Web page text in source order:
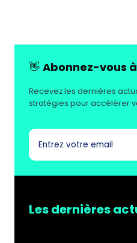
👋 Abonnez-vous
Recevez les dernières
stratégies pour accélérer
Les dernières